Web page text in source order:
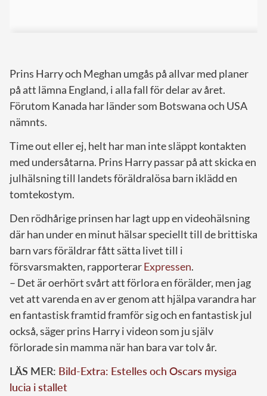
Prins Harry och Meghan umgås på allvar med planer
på att lämna England, i alla fall för delar av året.
Förutom Kanada har länder som Botswana och USA
nämnts.
Time out eller ej, helt har man inte släppt kontakten
med undersåtarna. Prins Harry passar på att skicka en
julhälsning till landets föräldralösa barn iklädd en
tomtekostym.
Den rödhårige prinsen har lagt upp en videohälsning
där han under en minut hälsar speciellt till de brittiska
barn vars föräldrar fått sätta livet till i
försvarsmakten, rapporterarExpressen.
– Det är oerhört svårt att förlora en förälder, men jag
vet att varenda en av er genom att hjälpa varandra har
en fantastisk framtid framför sig och en fantastisk jul
också, säger prins Harry i videon som ju själv
förlorade sin mamma när han bara var tolv år.
LÄS MER: Bild-Extra: Estelles och Oscars mysiga
lucia i stallet